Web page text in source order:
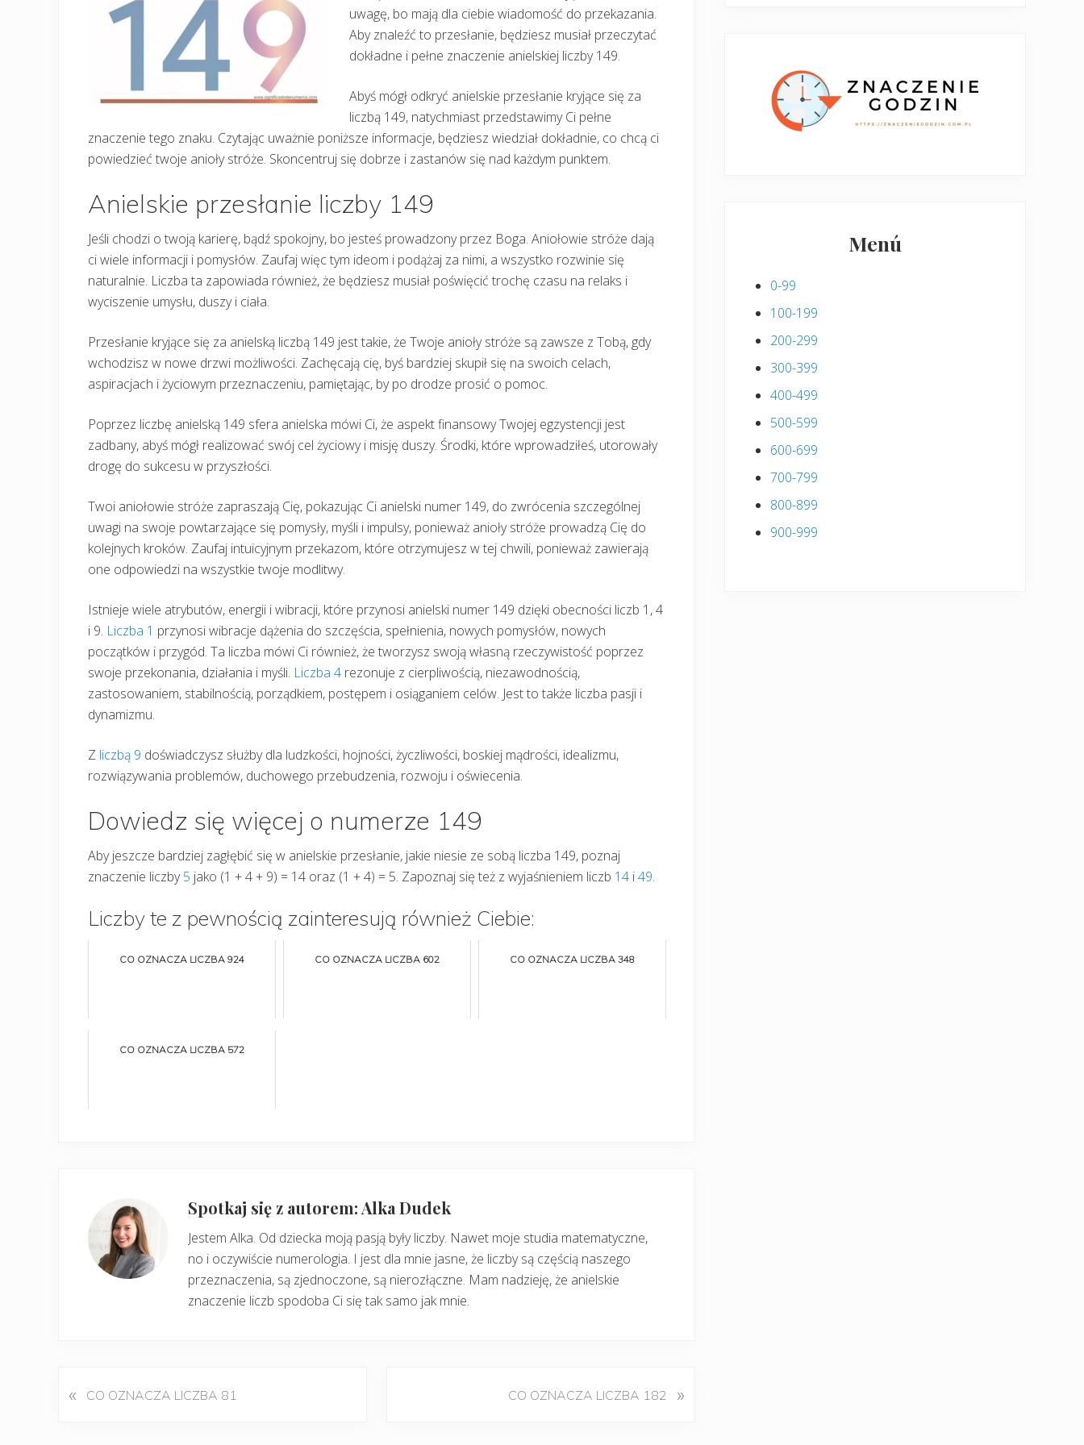
uwagę, bo mają dla ciebie wiadomość do przekazania.
Aby znaleźć to przesłanie, będziesz musiał przeczytać
dokładne i pełne znaczenie anielskiej liczby 149.
Abyś mógł odkryć anielskie przesłanie kryjące się za
liczbą 149, natychmiast przedstawimy Ci pełne
znaczenie tego znaku. Czytając uważnie poniższe informacje, będziesz wiedział dokładnie, co chcą ci
powiedzieć twoje anioły stróże. Skoncentruj się dobrze i zastanów się nad każdym punktem.
Anielskie przesłanie liczby 149
Jeśli chodzi o twoją karierę, bądź spokojny, bo jesteś prowadzony przez Boga. Aniołowie stróże dają
ci wiele informacji i pomysłów. Zaufaj więc tym ideom i podążaj za nimi, a wszystko rozwinie się
naturalnie. Liczba ta zapowiada również, że będziesz musiał poświęcić trochę czasu na relaks i
wyciszenie umysłu, duszy i ciała.
Przesłanie kryjące się za anielską liczbą 149 jest takie, że Twoje anioły stróże są zawsze z Tobą, gdy
wchodzisz w nowe drzwi możliwości. Zachęcają cię, byś bardziej skupił się na swoich celach,
aspiracjach i życiowym przeznaczeniu, pamiętając, by po drodze prosić o pomoc.
Poprzez liczbę anielską 149 sfera anielska mówi Ci, że aspekt finansowy Twojej egzystencji jest
zadbany, abyś mógł realizować swój cel życiowy i misję duszy. Środki, które wprowadziłeś, utorowały
drogę do sukcesu w przyszłości.
Twoi aniołowie stróże zapraszają Cię, pokazując Ci anielski numer 149, do zwrócenia szczególnej
uwagi na swoje powtarzające się pomysły, myśli i impulsy, ponieważ anioły stróże prowadzą Cię do
kolejnych kroków. Zaufaj intuicyjnym przekazom, które otrzymujesz w tej chwili, ponieważ zawierają
one odpowiedzi na wszystkie twoje modlitwy.
Istnieje wiele atrybutów, energii i wibracji, które przynosi anielski numer 149 dzięki obecności liczb 1, 4
i 9. Liczba 1 przynosi wibracje dążenia do szczęścia, spełnienia, nowych pomysłów, nowych
początków i przygód. Ta liczba mówi Ci również, że tworzysz swoją własną rzeczywistość poprzez
swoje przekonania, działania i myśli. Liczba 4 rezonuje z cierpliwością, niezawodnością,
zastosowaniem, stabilnością, porządkiem, postępem i osiąganiem celów. Jest to także liczba pasji i
dynamizmu.
Z liczbą 9 doświadczysz służby dla ludzkości, hojności, życzliwości, boskiej mądrości, idealizmu,
rozwiązywania problemów, duchowego przebudzenia, rozwoju i oświecenia.
Dowiedz się więcej o numerze 149
Aby jeszcze bardziej zagłębić się w anielskie przesłanie, jakie niesie ze sobą liczba 149, poznaj
znaczenie liczby5 jako (1 + 4 + 9) = 14 oraz (1 + 4) = 5. Zapoznaj się też z wyjaśnieniem liczb 14 i49.
Liczby te z pewnością zainteresują również Ciebie:
CO OZNACZA LICZBA 924 CO OZNACZA LICZBA 602 CO OZNACZA LICZBA 348
CO OZNACZA LICZBA 572
Spotkaj się z autorem: Alka Dudek
Jestem Alka. Od dziecka moją pasją były liczby. Nawet moje studia matematyczne,
no i oczywiście numerologia. I jest dla mnie jasne, że liczby są częścią naszego
przeznaczenia, są zjednoczone, są nierozłączne. Mam nadzieję, że anielskie
znaczenie liczb spodoba Ci się tak samo jak mnie.
P
« CO OZNACZA LICZBA 81 CO OZNACZA LICZBA 182 »
Menú
0-99
100-199
200-299
300-399
400-499
500-599
600-699
700-799
800-899
900-999